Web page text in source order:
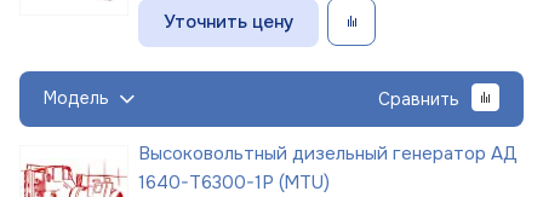
Уточнить цену
Модель Сравнить
Высоковольтный дизельный генератор АД
1640-Т6300-1Р (MTU)